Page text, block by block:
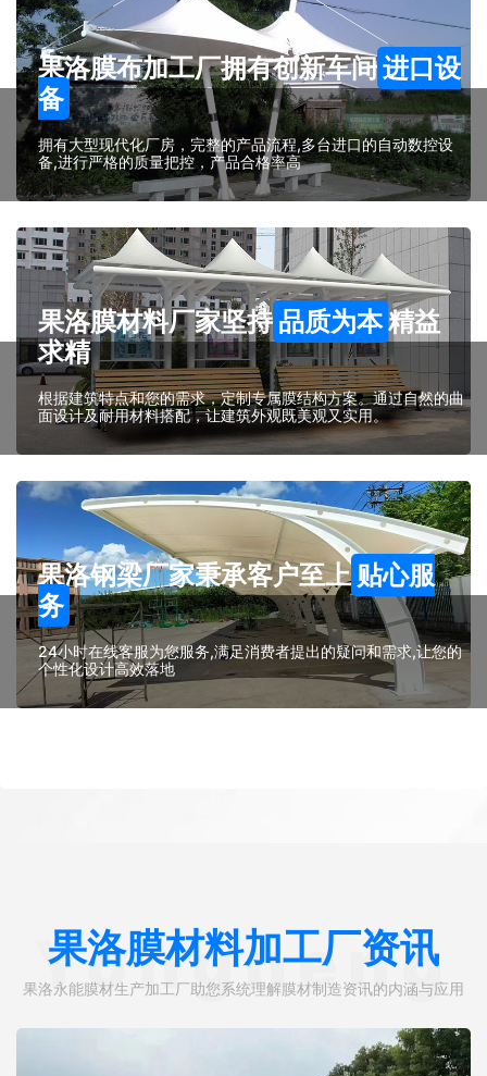
果洛膜布加工厂拥有创新车间进口设
备
拥有大型现代化厂房，完整的产品流程,多台进口的自动数控设
备,进行严格的质量把控，产品合格率高
果洛膜材料厂家坚持 品质为本精益
求精
根据建筑特点和您的需求，定制专属膜结构方案。通过自然的曲
面设计及耐用材料搭配，让建筑外观既美观又实用。
果洛钢梁厂家秉承客户至上 贴心服
务
24小时在线客服为您服务,满足消费者提出的疑问和需求,让您的
个性化设计高效落地
果洛膜材料加工厂资讯
果洛永能膜材生产加工厂助您系统理解膜材制造资讯的内涵与应用
Yongneng